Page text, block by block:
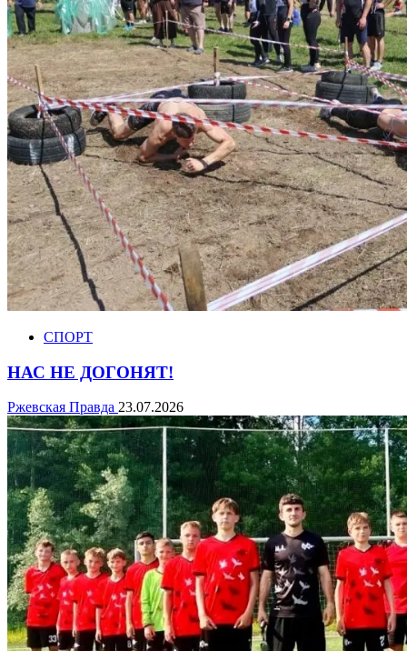
СПОРТ
НАС НЕ ДОГОНЯТ!
Ржевская Правда 23.07.2026